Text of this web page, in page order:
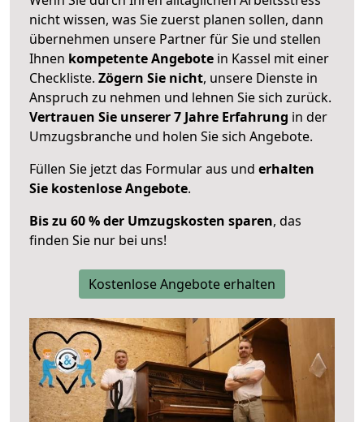
nicht wissen, was Sie zuerst planen sollen, dann
übernehmen unsere Partner für Sie und stellen
Ihnen kompetente Angebote in Kassel mit einer
Checkliste. Zögern Sie nicht, unsere Dienste in
Anspruch zu nehmen und lehnen Sie sich zurück.
Vertrauen Sie unserer 7 Jahre Erfahrung in der
Umzugsbranche und holen Sie sich Angebote.
Füllen Sie jetzt das Formular aus und erhalten
Sie kostenlose Angebote.
Bis zu 60 % der Umzugskosten sparen, das
finden Sie nur bei uns!
Kostenlose Angebote erhalten